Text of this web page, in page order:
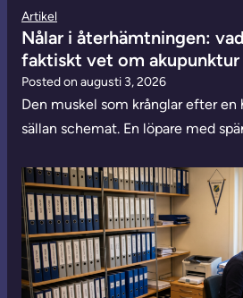
Artikel
Nålar i återhämtningen:
faktiskt vet om akupunktur
Posted on augusti 3, 2026
Den muskel som krånglar efter en
sällan schemat. En löpare med